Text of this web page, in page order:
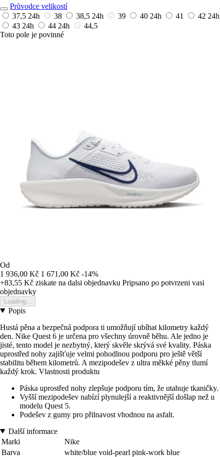
Průvodce velikostí
37,5 24h 38 38,5 24h 39 40 24h 41 42 24h
43 24h 44 24h
44,5
Toto pole je povinné
Od
1 936,00 Kč 1 671,00 Kč -14%
+83,55 Kč ziskate na dalsi objednavku Pripsano po potvrzeni vasi
objednavky
Loading...
Popis
Hustá pěna a bezpečná podpora ti umožňují ubíhat kilometry každý
den. Nike Quest 6 je určena pro všechny úrovně běhu. Ale jedno je
jisté, tento model je nezbytný, který skvěle skrývá své kvality. Páska
uprostřed nohy zajišťuje velmi pohodlnou podporu pro ještě větší
stabilitu během kilometrů. A mezipodešev z ultra měkké pěny tlumí
každý krok. Vlastnosti produktu
Páska uprostřed nohy zlepšuje podporu tím, že utahuje tkaničky.
Vyšší mezipodešev nabízí plynulejší a reaktivnější došlap než u
modelu Quest 5.
Podešev z gumy pro přilnavost vhodnou na asfalt.
Další informace
Marki
Nike
Barva
white/blue void-pearl pink-work blue